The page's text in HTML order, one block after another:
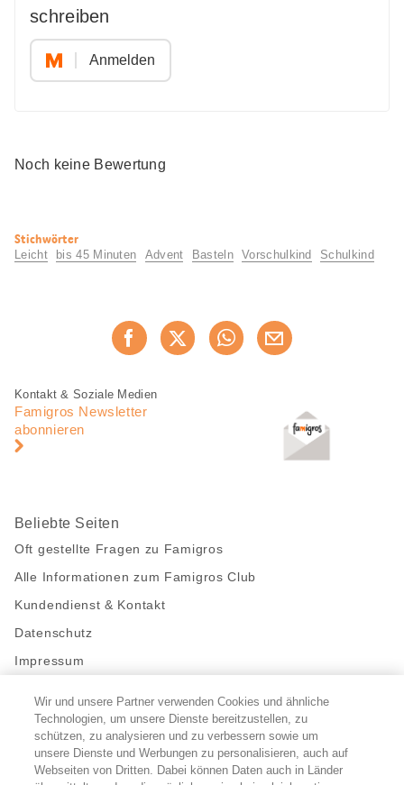
schreiben
Anmelden
Noch keine Bewertung
Nützliche
Informationen
Stichwörter
Leicht bis 45 Minuten Advent Basteln Vorschulkind Schulkind
Jetzt weiterempfehlen
Fusszeile
Fusszeile
Navigation
Kontakt & Soziale Medien
Famigros Newsletter
abonnieren
Beliebte Seiten
Oft gestellte Fragen zu Famigros
Alle Informationen zum Famigros Club
Kundendienst & Kontakt
Datenschutz
Impressum
Bleibe mit uns in Kontakt
Facebook
https://twitter.com/migros
https://www.youtube.com/user/
PinterestInstagram
Wir und unsere Partner verwenden Cookies und ähnliche
Technologien, um unsere Dienste bereitzustellen, zu
schützen, zu analysieren und zu verbessern sowie um
unsere Dienste und Werbungen zu personalisieren, auch auf
Webseiten von Dritten. Dabei können Daten auch in Länder